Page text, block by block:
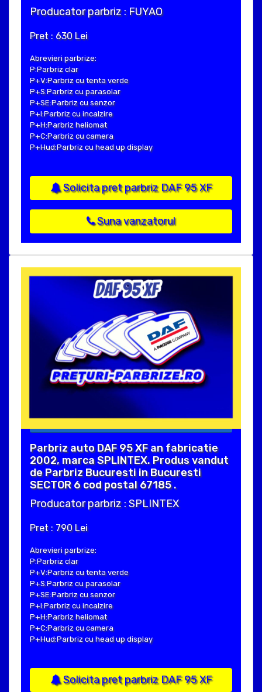
Producator parbriz : FUYAO
Pret : 630 Lei
Abrevieri parbrize:
P:Parbriz clar
P+V:Parbriz cu tenta verde
P+S:Parbriz cu parasolar
P+SE:Parbriz cu senzor
P+I:Parbriz cu incalzire
P+H:Parbriz heliomat
P+C:Parbriz cu camera
P+Hud:Parbriz cu head up display
Solicita pret parbriz DAF 95 XF
Suna vanzatorul
Parbriz auto DAF 95 XF an fabricatie
2002, marca SPLINTEX. Produs vandut
de Parbriz Bucuresti in Bucuresti
SECTOR 6 cod postal 67185 .
Producator parbriz : SPLINTEX
Pret : 790 Lei
Abrevieri parbrize:
P:Parbriz clar
P+V:Parbriz cu tenta verde
P+S:Parbriz cu parasolar
P+SE:Parbriz cu senzor
P+I:Parbriz cu incalzire
P+H:Parbriz heliomat
P+C:Parbriz cu camera
P+Hud:Parbriz cu head up display
Solicita pret parbriz DAF 95 XF